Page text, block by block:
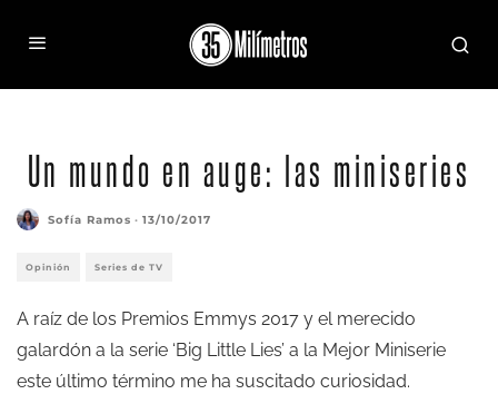
Un mundo en auge: las miniseries
Sofía Ramos · 13/10/2017
Opinión Series de TV
A raíz de los Premios Emmys 2017 y el merecido
galardón a la serie ‘Big Little Lies’ a la Mejor Miniserie
este último término me ha suscitado curiosidad.